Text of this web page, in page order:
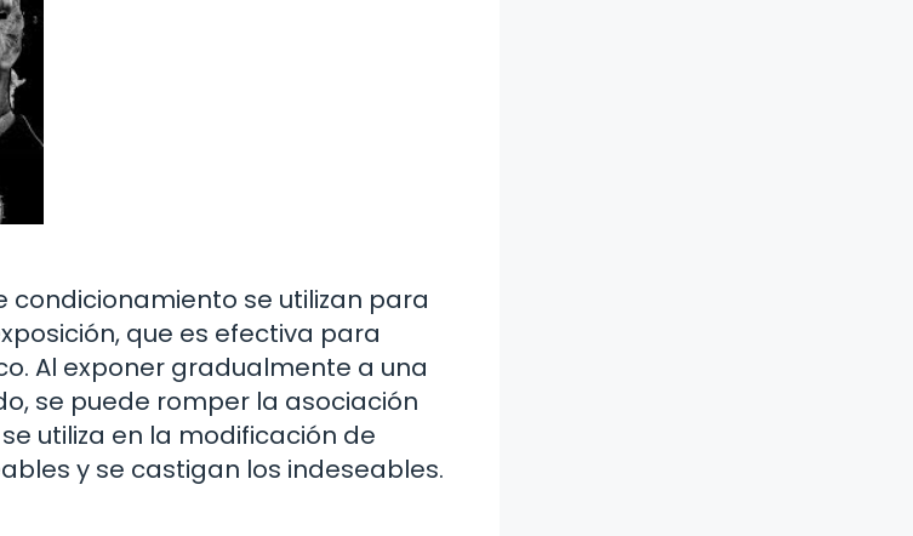
se utilizan para
que es efectiva para
Al exponer gradualmente a una
se puede romper la asociación
utiliza en la modificación de
y se castigan los indeseables.